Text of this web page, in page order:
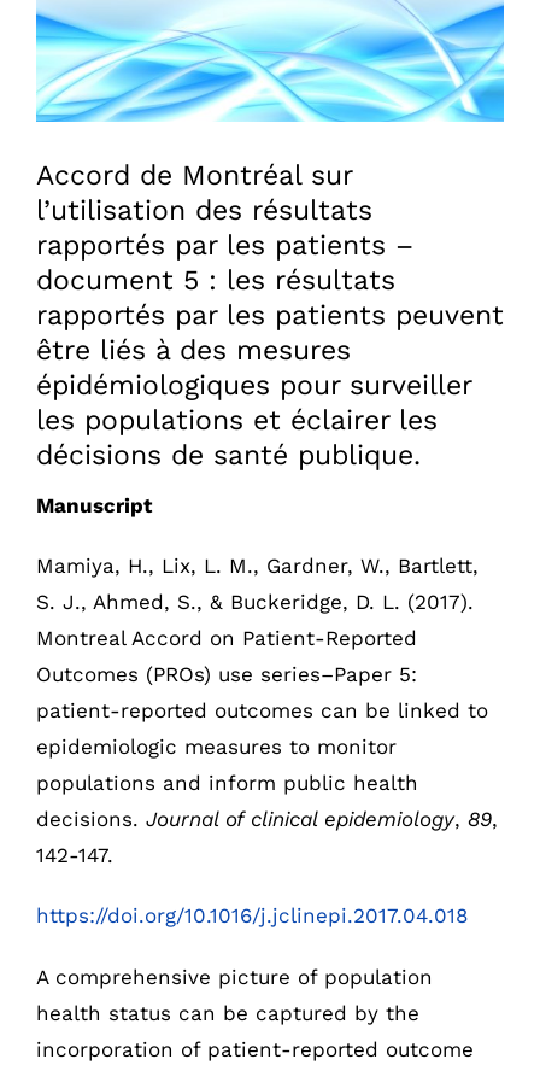
Accord de Montréal sur
l’utilisation des résultats
rapportés par les patients –
document 5 : les résultats
rapportés par les patients peuvent
être liés à des mesures
épidémiologiques pour surveiller
les populations et éclairer les
décisions de santé publique.
Manuscript
Mamiya, H., Lix, L. M., Gardner, W., Bartlett,
S. J., Ahmed, S., & Buckeridge, D. L. (2017).
Montreal Accord on Patient-Reported
Outcomes (PROs) use series–Paper 5:
patient-reported outcomes can be linked to
epidemiologic measures to monitor
populations and inform public health
decisions. Journal of clinical epidemiology, 89,
142-147.
https://doi.org/10.1016/j.jclinepi.2017.04.018
A comprehensive picture of population
health status can be captured by the
incorporation of patient-reported outcome